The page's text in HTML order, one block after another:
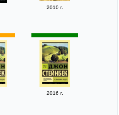
2010 г.
2016 г.